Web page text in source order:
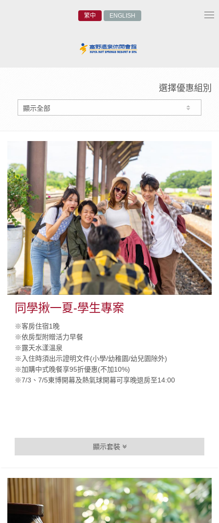
繁中 ENGLISH
選擇優惠組別
同學揪一夏-學生專案
※客房住宿1晚
※依房型附贈活力早餐
※露天水漾溫泉
※入住時須出示證明文件(小學/幼稚園/幼兒園除外)
※加購中式晚餐享95折優惠(不加10%)
※7/3、7/5東博開幕及熱氣球開幕可享晚退房至14:00
顯示套裝